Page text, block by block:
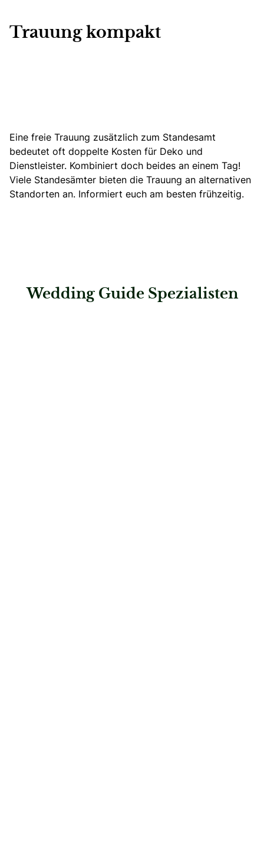
Trauung kompakt
Eine freie Trauung zusätzlich zum Standesamt
bedeutet oft doppelte Kosten für Deko und
Dienstleister. Kombiniert doch beides an einem Tag!
Viele Standesämter bieten die Trauung an alternativen
Standorten an. Informiert euch am besten frühzeitig.
Wedding Guide Spezialisten